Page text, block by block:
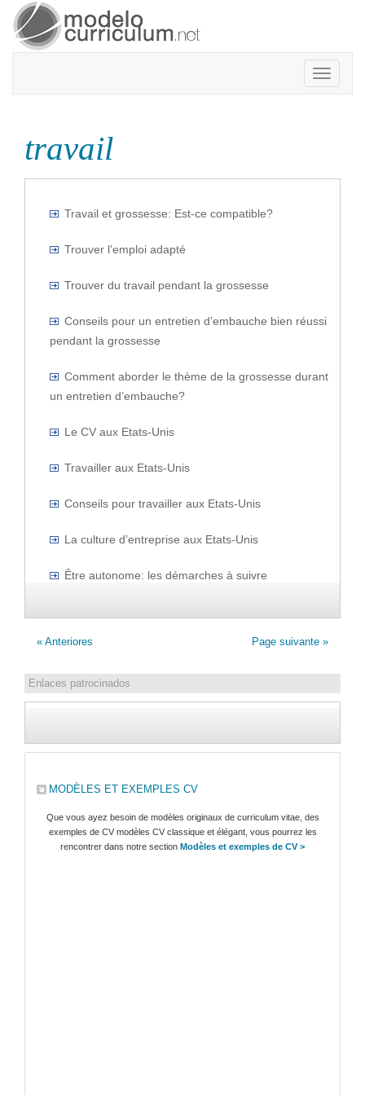
Toggle
travail
Travail et grossesse: Est-ce compatible?
Trouver l’emploi adapté
Trouver du travail pendant la grossesse
Conseils pour un entretien d’embauche bien réussi
pendant la grossesse
Comment aborder le thème de la grossesse durant
un entretien d’embauche?
Le CV aux Etats-Unis
Travailler aux Etats-Unis
Conseils pour travailler aux Etats-Unis
La culture d’entreprise aux Etats-Unis
Être autonome: les démarches à suivre
« Anteriores Page suivante »
Enlaces patrocinados
MODÈLES ET EXEMPLES CV
Que vous ayez besoin de modèles originaux de curriculum vitae, des
exemples de CV modèles CV classique et élégant, vous pourrez les
rencontrer dans notre section Modèles et exemples de CV >